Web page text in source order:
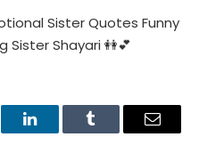
Sister Quotes Funny
Sister Shayari 👭💕
LinkedInTumblr Email